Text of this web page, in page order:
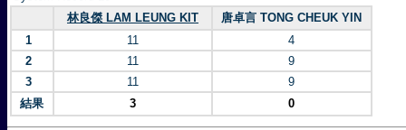
林良傑 LAM LEUNG KIT
唐卓言 TONG CHEUK YIN
1
11
4
2
11
9
3
11
9
結果
3 0